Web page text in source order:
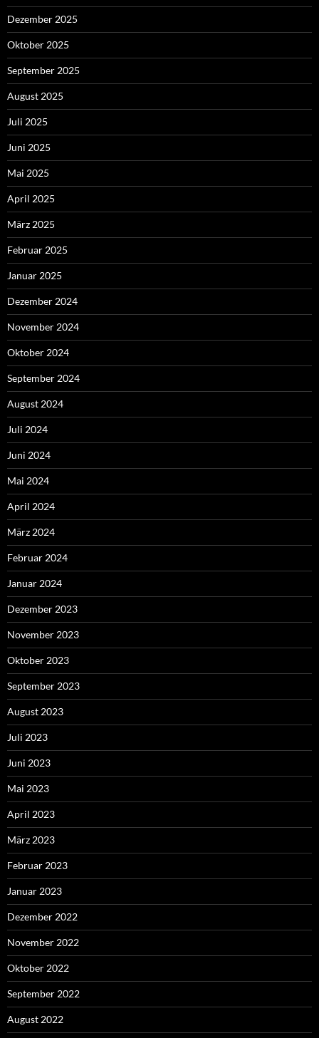
Dezember 2025
Oktober 2025
September 2025
August 2025
Juli 2025
Juni 2025
Mai 2025
April 2025
März 2025
Februar 2025
Januar 2025
Dezember 2024
November 2024
Oktober 2024
September 2024
August 2024
Juli 2024
Juni 2024
Mai 2024
April 2024
März 2024
Februar 2024
Januar 2024
Dezember 2023
November 2023
Oktober 2023
September 2023
August 2023
Juli 2023
Juni 2023
Mai 2023
April 2023
März 2023
Februar 2023
Januar 2023
Dezember 2022
November 2022
Oktober 2022
September 2022
August 2022